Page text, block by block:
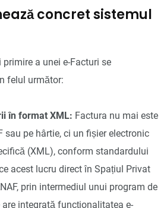
concret sistemul
primire a unei e-Facturi se
felul următor:
în format XML: Factura nu mai este
sau pe hârtie, ci un fișier electronic
(XML), conform standardului
acest lucru direct în Spațiul Privat
prin intermediul unui program de
integrată funcționalitatea e-